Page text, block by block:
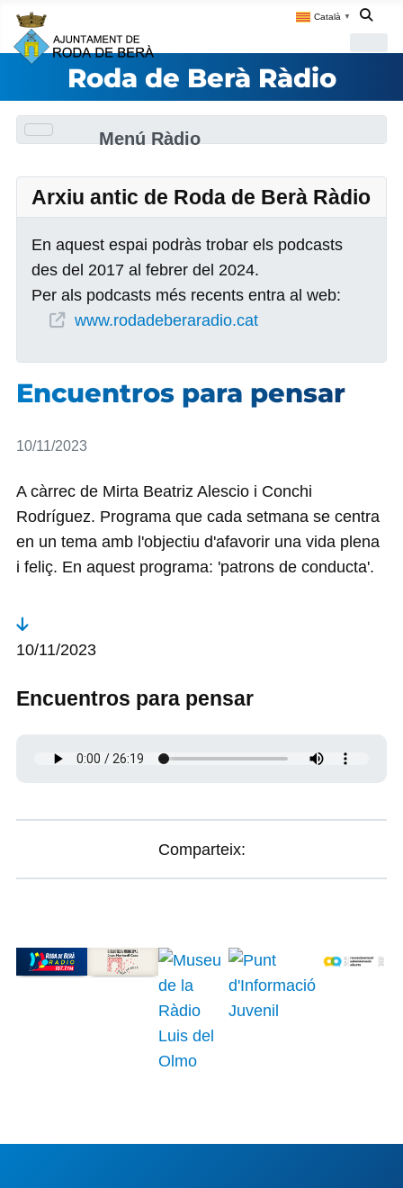
Català ▼
Roda de Berà Ràdio
Menú Ràdio
Arxiu antic de Roda de Berà Ràdio
En aquest espai podràs trobar els podcasts
des del 2017 al febrer del 2024.
Per als podcasts més recents entra al web:
www.rodadeberaradio.cat
Encuentros para pensar
Detalls
10/11/2023
A càrrec de Mirta Beatriz Alescio i Conchi
Rodríguez. Programa que cada setmana se centra
en un tema amb l'objectiu d'afavorir una vida plena
i feliç. En aquest programa: 'patrons de conducta'.
10/11/2023
Encuentros para pensar
Comparteix: